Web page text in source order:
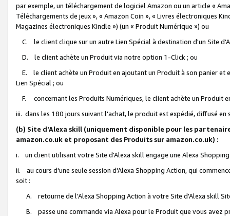
par exemple, un téléchargement de logiciel Amazon ou un article «
Téléchargements de jeux », « Amazon Coin », « Livres électroniques
Magazines électroniques Kindle ») (un « Produit Numérique ») ou
C. le client clique sur un autre Lien Spécial à destination d'un Site
D. le client achète un Produit via notre option 1-Click ; ou
E. le client achète un Produit en ajoutant un Produit à son panier et
Lien Spécial ; ou
F. concernant les Produits Numériques, le client achète un Produit
iii. dans les 180 jours suivant l'achat, le produit est expédié, diffusé
(b) Site d'Alexa skill (uniquement disponible pour les
amazon.co.uk et proposant des Produits sur amazon.co.uk) :
i. un client utilisant votre Site d'Alexa skill engage une Alexa
ii. au cours d'une seule session d'Alexa Shopping Action, qui
soit :
A. retourne de l'Alexa Shopping Action à votre Site d'Alexa skill
B. passe une commande via Alexa pour le Produit que vous avez